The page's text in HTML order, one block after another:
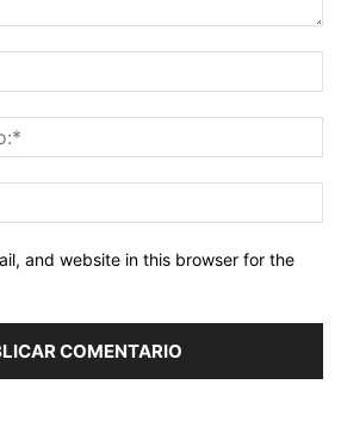
and website in this browser for the